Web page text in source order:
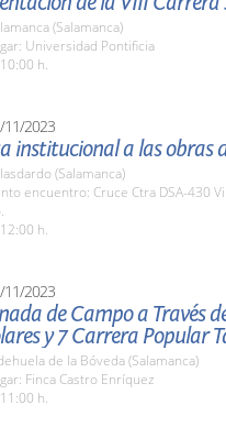
(Salamanca)
Universidad Pontificia
h.
11/2023
institucional a las obras
(Salamanca)
encuentro: Cruce Ctra DSA-430
h.
11/2023
de Campo a Través
y 7 Carrera Popular
de la Bóveda (Salamanca)
Finca Castro Enríquez
h.